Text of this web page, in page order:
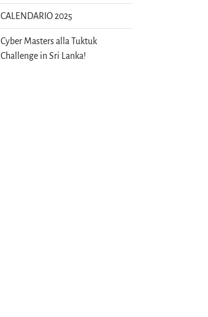
CALENDARIO 2025
Cyber Masters alla Tuktuk
Challenge in Sri Lanka!